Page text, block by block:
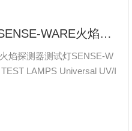
红外火灾报警测试仪SENSE-WARE火焰探测器
焰探测器测试灯SENSE-W
LAMPS Universal UV/I
Lamp红外火灾报警测试
试灯价格万能UV/IR T-22